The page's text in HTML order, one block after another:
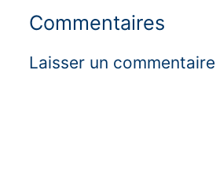
Commentaires
Laisser un commentaire